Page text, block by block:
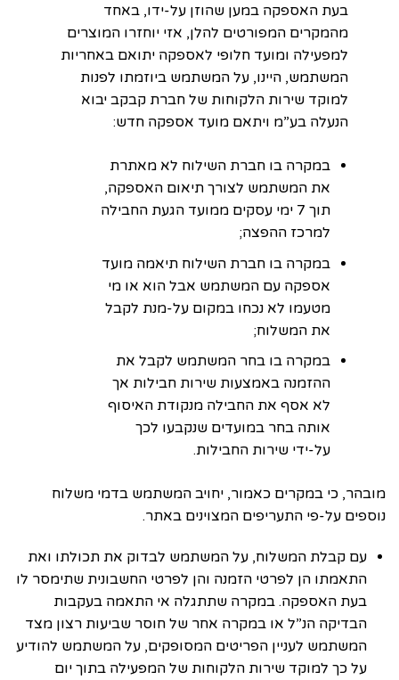
בעת האספקה במען שהוזן על-ידו, באחד
מהמקרים המפורטים להלן, אזי יוחזרו המוצרים
למפעילה ומועד חלופי לאספקה יתואם באחריות
המשתמש, היינו, על המשתמש ביוזמתו לפנות
למוקד שירות הלקוחות של חברת קבקב יבוא
הנעלה בע”מ ויתאם מועד אספקה חדש:
במקרה בו חברת השילוח לא מאתרת
את המשתמש לצורך תיאום האספקה,
תוך 7 ימי עסקים ממועד הגעת החבילה
למרכז ההפצה;
במקרה בו חברת השילוח תיאמה מועד
אספקה עם המשתמש אבל הוא או מי
מטעמו לא נכחו במקום על-מנת לקבל
את המשלוח;
במקרה בו בחר המשתמש לקבל את
ההזמנה באמצעות שירות חבילות אך
לא אסף את החבילה מנקודת האיסוף
אותה בחר במועדים שנקבעו לכך
על-ידי שירות החבילות.
מובהר, כי במקרים כאמור, יחויב המשתמש בדמי משלוח
נוספים על-פי התעריפים המצוינים באתר.
עם קבלת המשלוח, על המשתמש לבדוק את תכולתו ואת
התאמתו הן לפרטי הזמנה והן לפרטי החשבונית שתימסר לו
בעת האספקה. במקרה שתתגלה אי התאמה בעקבות
הבדיקה הנ”ל או במקרה אחר של חוסר שביעות רצון מצד
המשתמש לעניין הפריטים המסופקים, על המשתמש להודיע
על כך למוקד שירות הלקוחות של המפעילה בתוך יום